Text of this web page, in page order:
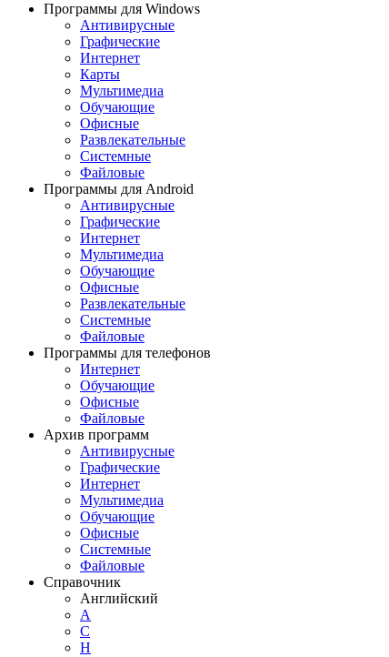
Программы для Windows
Антивирусные
Графические
Интернет
Карты
Мультимедиа
Обучающие
Офисные
Развлекательные
Системные
Файловые
Программы для Android
Антивирусные
Графические
Интернет
Мультимедиа
Обучающие
Офисные
Развлекательные
Системные
Файловые
Программы для телефонов
Интернет
Обучающие
Офисные
Файловые
Архив программ
Антивирусные
Графические
Интернет
Мультимедиа
Обучающие
Офисные
Системные
Файловые
Справочник
Английский
A
C
H